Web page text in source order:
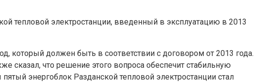
тепловой электростанции, введенный в эксплуатацию в 2013
который должен быть в соответствии с договором от 2013 года.
сказал, что решение этого вопроса обеспечит стабильную
энергоблок Разданской тепловой электростанции стал